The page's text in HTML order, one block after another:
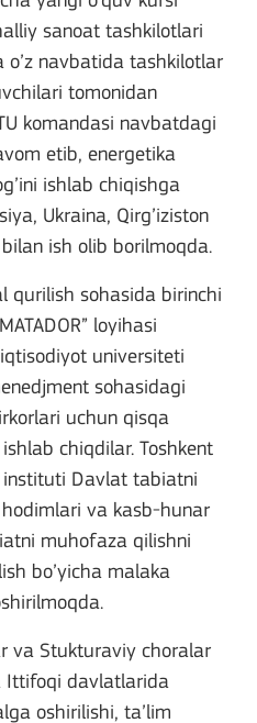
sanoat tashkilotlari
o’z navbatida tashkilotlar
tomonidan
komandasi navbatdagi
etib, energetika
ishlab chiqishga
Ukraina, Qirg’iziston
ish olib borilmoqda.
qurilish sohasida birinchi
loyihasi
universiteti
sohasidagi
uchun qisqa
chiqdilar. Toshkent
Davlat tabiatni
va kasb-hunar
muhofaza qilishni
bo’yicha malaka
va Stukturaviy choralar
Ittifoqi davlatlarida
oshirilishi, ta’lim